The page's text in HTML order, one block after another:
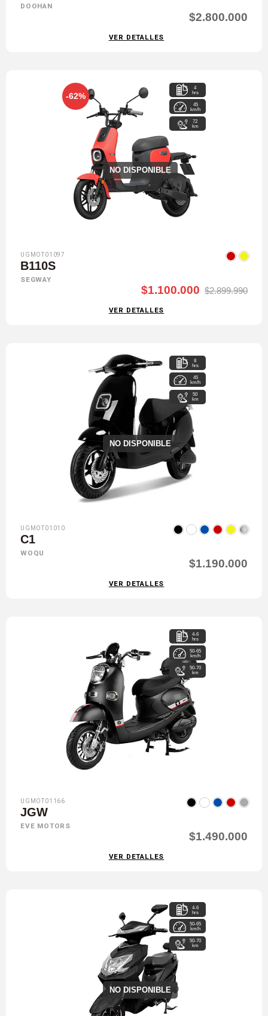
DOOHAN
$2.800.000
VER DETALLES
-62%
NO DISPONIBLE
4
hrs
45
km/h
72
km
UGMOT01097
B110S
SEGWAY
$1.100.000 $2.899.990
VER DETALLES
NO DISPONIBLE
8
hrs
45
km/h
50
km
UGMOT01010
C1
WOQU
$1.190.000
VER DETALLES
4-6
hrs
50-65
km/h
50-70
km
UGMOT01166
JGW
EVE MOTORS
$1.490.000
VER DETALLES
NO DISPONIBLE
4-6
hrs
50-65
km/h
50-70
km